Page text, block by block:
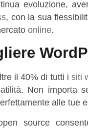
evoluzione,
, con la sua
online.
il 40% di tutti i siti
Non importa
alle tue
source